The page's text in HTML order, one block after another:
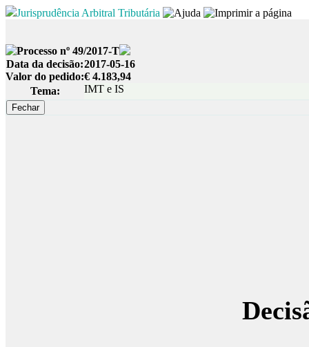
Jurisprudência Arbitral Tributária
Processo nº 49/2017-T
Data da decisão:2017-05-16
Valor do pedido:€ 4.183,94
Tema:
IMT e IS